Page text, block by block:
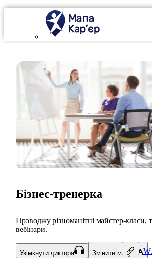
W.
Бізнес-тренерка
Проводжу різноманітні майстер-класи,
вебінари.
Увімкнути диктора Змінити мову